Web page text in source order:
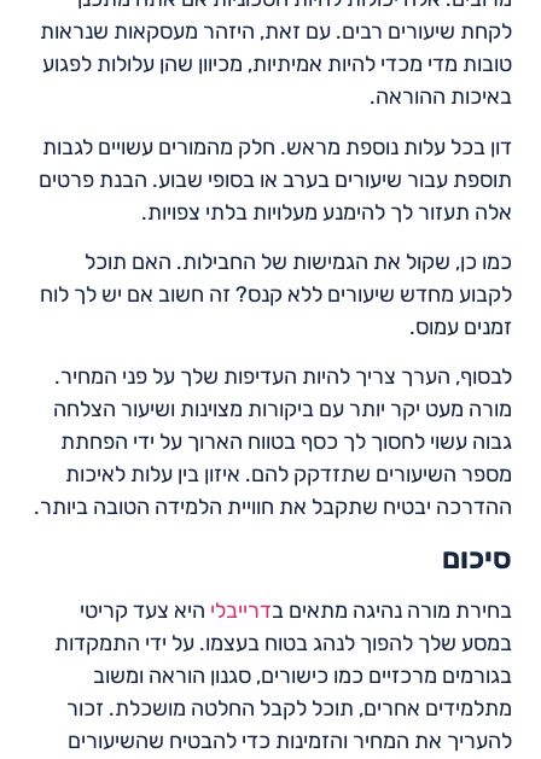
לקחת שיעורים רבים. עם זאת, היזהר מעסקאות שנראות
טובות מדי מכדי להיות אמיתיות, מכיוון שהן עלולות לפגוע
באיכות ההוראה.
דון בכל עלות נוספת מראש. חלק מהמורים עשויים לגבות
תוספת עבור שיעורים בערב או בסופי שבוע. הבנת פרטים
אלה תעזור לך להימנע מעלויות בלתי צפויות.
כמו כן, שקול את הגמישות של החבילות. האם תוכל
לקבוע מחדש שיעורים ללא קנס? זה חשוב אם יש לך לוח
זמנים עמוס.
לבסוף, הערך צריך להיות העדיפות שלך על פני המחיר.
מורה מעט יקר יותר עם ביקורות מצוינות ושיעור הצלחה
גבוה עשוי לחסוך לך כסף בטווח הארוך על ידי הפחתת
מספר השיעורים שתזדקק להם. איזון בין עלות לאיכות
ההדרכה יבטיח שתקבל את חוויית הלמידה הטובה ביותר.
סיכום
בחירת מורה נהיגה מתאים בדרייבלי היא צעד קריטי
במסע שלך להפוך לנהג בטוח בעצמו. על ידי התמקדות
בגורמים מרכזיים כמו כישורים, סגנון הוראה ומשוב
מתלמידים אחרים, תוכל לקבל החלטה מושכלת. זכור
להעריך את המחיר והזמינות כדי להבטיח שהשיעורים